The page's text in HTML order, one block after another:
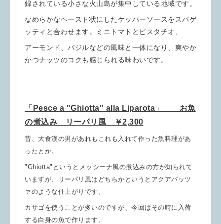
録されている小さな火山島が集中している地域です。
なめらかなペースト状にしたケッパーソースをスパゲ
ッティと合わせます。ミニトマトとピスタチオ、
アーモンド、バジルなどの風味と一体になり、爽やか
かつナッツのコクも感じられる味わいです。
「Pesce a "Ghiotta" alla Liparota」 お魚
の煮込み リーパリ風 ￥2,300
昔、大食漢の男があれもこれも入れて作った魚料理があ
ったとか。
"Ghiotta"というとメッシーナ風の煮込みの方が知られて
いますが、リーパリ風はどちらかというとアクアパッツ
ァのような仕上がりです。
カサゴを使うことが多いのですが、今回はその時に入荷
する白身の魚で作ります。